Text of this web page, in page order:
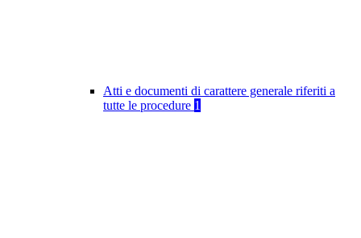
Atti e documenti di carattere generale riferiti a
tutte le procedure 1